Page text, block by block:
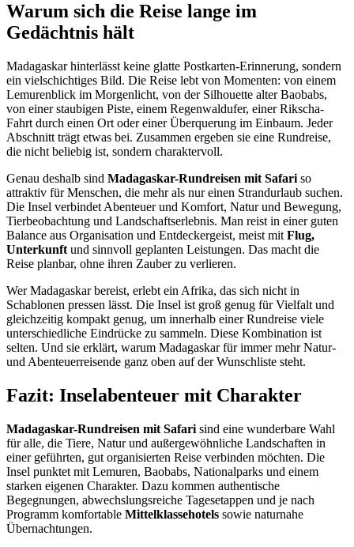
Warum sich die Reise lange im
Gedächtnis hält
Madagaskar hinterlässt keine glatte Postkarten-Erinnerung, sondern
ein vielschichtiges Bild. Die Reise lebt von Momenten: von einem
Lemurenblick im Morgenlicht, von der Silhouette alter Baobabs,
von einer staubigen Piste, einem Regenwaldufer, einer Rikscha-
Fahrt durch einen Ort oder einer Überquerung im Einbaum. Jeder
Abschnitt trägt etwas bei. Zusammen ergeben sie eine Rundreise,
die nicht beliebig ist, sondern charaktervoll.
Genau deshalb sind Madagaskar-Rundreisen mit Safari so
attraktiv für Menschen, die mehr als nur einen Strandurlaub suchen.
Die Insel verbindet Abenteuer und Komfort, Natur und Bewegung,
Tierbeobachtung und Landschaftserlebnis. Man reist in einer guten
Balance aus Organisation und Entdeckergeist, meist mit Flug,
Unterkunft und sinnvoll geplanten Leistungen. Das macht die
Reise planbar, ohne ihren Zauber zu verlieren.
Wer Madagaskar bereist, erlebt ein Afrika, das sich nicht in
Schablonen pressen lässt. Die Insel ist groß genug für Vielfalt und
gleichzeitig kompakt genug, um innerhalb einer Rundreise viele
unterschiedliche Eindrücke zu sammeln. Diese Kombination ist
selten. Und sie erklärt, warum Madagaskar für immer mehr Natur-
und Abenteuerreisende ganz oben auf der Wunschliste steht.
Fazit: Inselabenteuer mit Charakter
Madagaskar-Rundreisen mit Safari sind eine wunderbare Wahl
für alle, die Tiere, Natur und außergewöhnliche Landschaften in
einer geführten, gut organisierten Reise verbinden möchten. Die
Insel punktet mit Lemuren, Baobabs, Nationalparks und einem
starken eigenen Charakter. Dazu kommen authentische
Begegnungen, abwechslungsreiche Tagesetappen und je nach
Programm komfortable Mittelklassehotels sowie naturnahe
Übernachtungen.